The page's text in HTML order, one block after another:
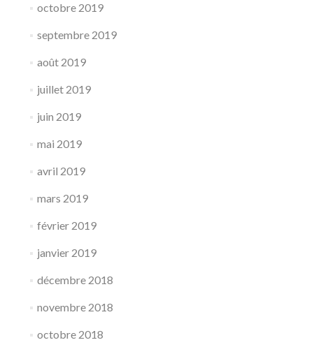
octobre 2019
septembre 2019
août 2019
juillet 2019
juin 2019
mai 2019
avril 2019
mars 2019
février 2019
janvier 2019
décembre 2018
novembre 2018
octobre 2018